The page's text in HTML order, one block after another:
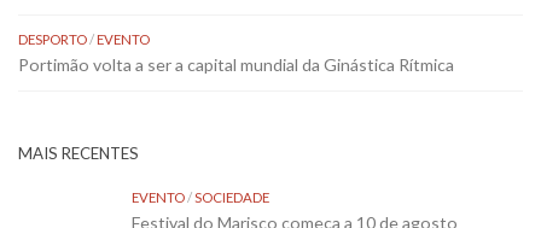
DESPORTO /EVENTO
Portimão volta a ser a capital mundial da Ginástica Rítmica
MAIS RECENTES
EVENTO / SOCIEDADE
Festival do Marisco começa a 10 de agosto